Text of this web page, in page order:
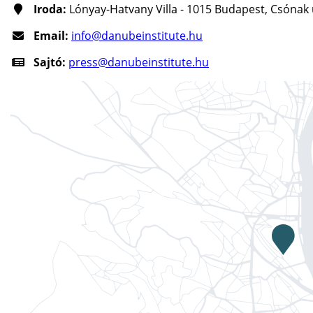
Iroda: Lónyay-Hatvany Villa - 1015 Budapest, Csónak
Email: info@danubeinstitute.hu
Sajtó: press@danubeinstitute.hu